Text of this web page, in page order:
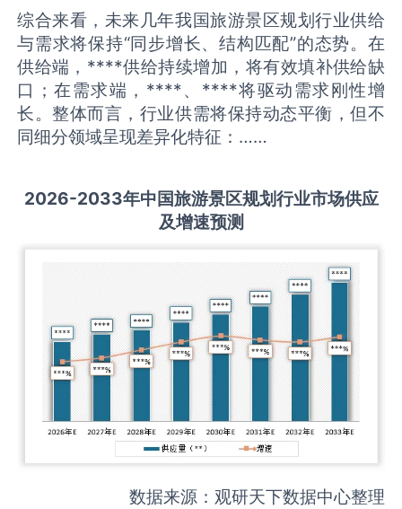
综合来看，未来几年我国旅游景区规划行业供给
与需求将保持“同步增长、结构匹配”的态势。在
供给端，****供给持续增加，将有效填补供给缺
口；在需求端，****、****将驱动需求刚性增
长。整体而言，行业供需将保持动态平衡，但不
同细分领域呈现差异化特征：……
2026-2033年中国旅游景区规划行业市场供应
及增速预测
数据来源：观研天下数据中心整理